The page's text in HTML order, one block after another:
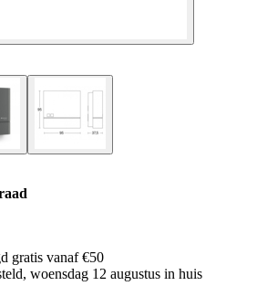
gratis vanaf €50
woensdag 12 augustus in huis